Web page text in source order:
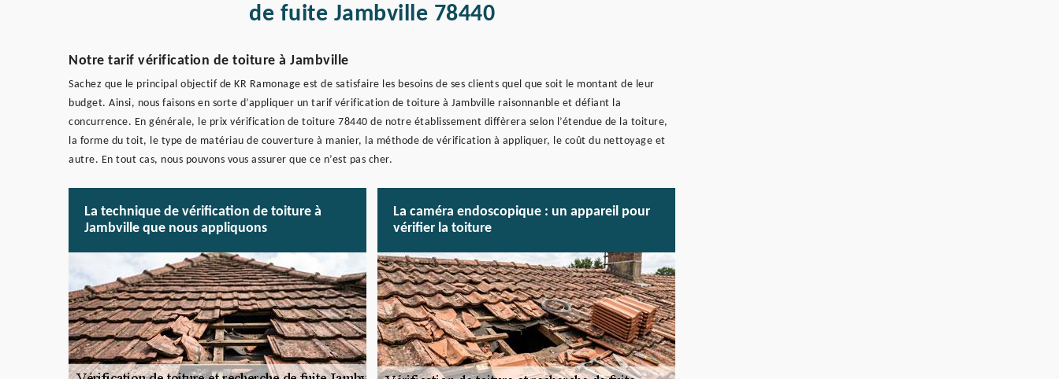
de fuite Jambville 78440
Notre tarif vérification de toiture à Jambville
Sachez que le principal objectif de KR Ramonage est de satisfaire les besoins de ses clients quel que soit le montant de leur
budget. Ainsi, nous faisons en sorte d’appliquer un tarif vérification de toiture à Jambville raisonnanble et défiant la
concurrence. En générale, le prix vérification de toiture 78440 de notre établissement diffèrera selon l’étendue de la toiture,
la forme du toit, le type de matériau de couverture à manier, la méthode de vérification à appliquer, le coût du nettoyage et
autre. En tout cas, nous pouvons vous assurer que ce n’est pas cher.
La technique de vérification de toiture à
Jambville que nous appliquons
La caméra endoscopique : un appareil pour
vérifier la toiture